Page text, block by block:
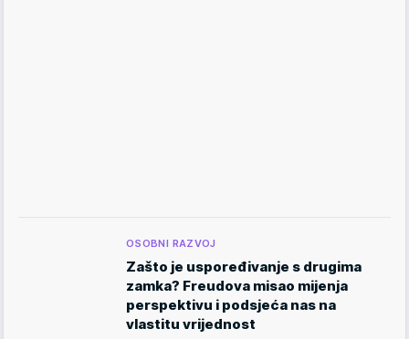
OSOBNI RAZVOJ
Zašto je uspoređivanje s drugima
zamka? Freudova misao mijenja
perspektivu i podsjeća nas na
vlastitu vrijednost